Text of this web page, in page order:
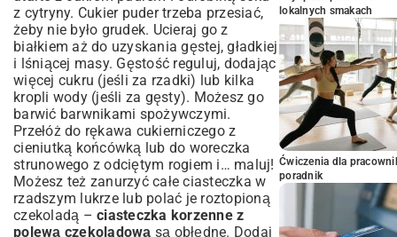
z cytryny. Cukier puder trzeba przesiać,
żeby nie było grudek. Ucieraj go z
białkiem aż do uzyskania gęstej, gładkiej
i lśniącej masy. Gęstość reguluj, dodając
więcej cukru (jeśli za rzadki) lub kilka
kropli wody (jeśli za gęsty). Możesz go
barwić barwnikami spożywczymi.
Przełóż do rękawa cukierniczego z
cieniutką końcówką lub do woreczka
strunowego z odciętym rogiem i… maluj!
Możesz też zanurzyć całe ciasteczka w
rzadszym lukrze lub polać je roztopioną
czekoladą – ciasteczka korzenne z
polewą czekoladową są obłędne. Dodaj
lokalnych smakach
Ćwiczenia dla
poradnik